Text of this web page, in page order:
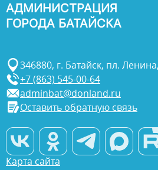
АДМИНИСТРАЦИЯ
ГОРОДА БАТАЙСКА
346880, г. Батайск, пл.
+7 (863) 545-00-64
adminbat@donland.ru
Оставить обратную связь
Карта сайта